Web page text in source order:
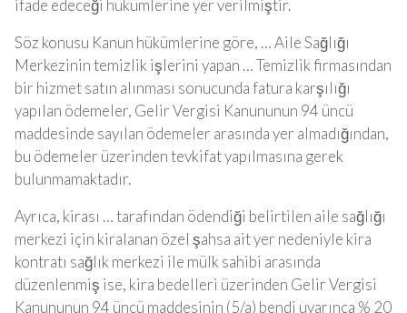
ifade edeceği hükümlerine yer verilmiştir.
Söz konusu Kanun hükümlerine göre, … Aile Sağlığı
Merkezinin temizlik işlerini yapan … Temizlik firmasından
bir hizmet satın alınması sonucunda fatura karşılığı
yapılan ödemeler, Gelir Vergisi Kanununun 94 üncü
maddesinde sayılan ödemeler arasında yer almadığından,
bu ödemeler üzerinden tevkifat yapılmasına gerek
bulunmamaktadır.
Ayrıca, kirası … tarafından ödendiği belirtilen aile sağlığı
merkezi için kiralanan özel şahsa ait yer nedeniyle kira
kontratı sağlık merkezi ile mülk sahibi arasında
düzenlenmiş ise, kira bedelleri üzerinden Gelir Vergisi
Kanununun 94 üncü maddesinin (5/a) bendi uyarınca % 20